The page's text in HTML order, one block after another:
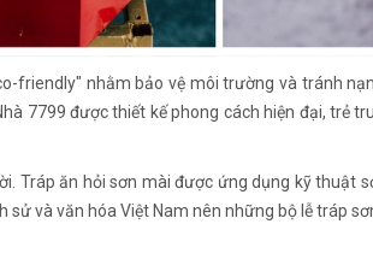
friendly" nhằm bảo vệ môi trường và tránh
7799 được thiết kế phong cách hiện đại, trẻ
Tráp ăn hỏi sơn mài được ứng dụng kỹ thuật
sử và văn hóa Việt Nam nên những bộ lễ tráp